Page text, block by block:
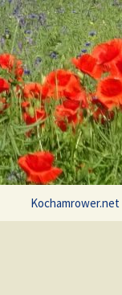
Kochamrower.net